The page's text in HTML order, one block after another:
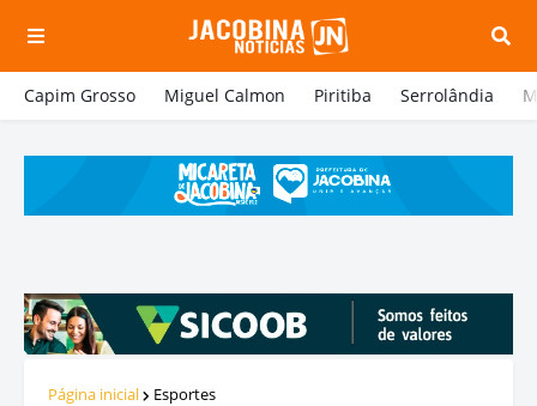
Capim Grosso Miguel Calmon Piritiba Serrolândia
Página inicial Esportes